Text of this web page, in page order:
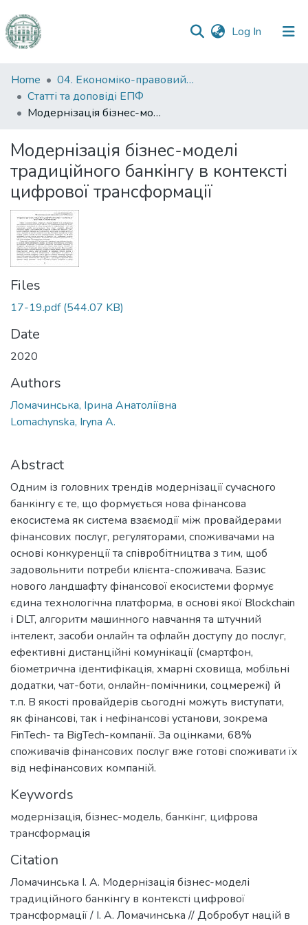
Log In (current)
Communities
&
Collections
Statistics
Home
04. Економіко-правовий факультет
Статті та доповіді ЕПФ
Модернізація бізнес-моделі традиційного банкінгу в контексті цифрової трансформації
Модернізація бізнес-моделі
традиційного банкінгу в контексті
цифрової трансформації
Files
17-19.pdf(544.07 KB)
Date
2020
Authors
Ломачинська, Ірина Анатоліївна
Lomachynska, Iryna A.
Abstract
Одним із головних трендів модернізації сучасного
банкінгу є те, що формується нова фінансова
екосистема як система взаємодії між провайдерами
фінансових послуг, регуляторами, споживачами на
основі конкуренції та співробітництва з тим, щоб
задовольнити потреби клієнта-споживача. Базис
нового ландшафту фінансової екосистеми формує
єдина технологічна платформа, в основі якої Blockchain
і DLT, алгоритм машинного навчання та штучний
інтелект, засоби онлайн та офлайн доступу до послуг,
ефективні дистанційні комунікації (смартфон,
біометрична ідентифікація, хмарні сховища, мобільні
додатки, чат-боти, онлайн-помічники, соцмережі) й
т.п. В якості провайдерів сьогодні можуть виступати,
як фінансові, так і нефінансові установи, зокрема
FinTech- та BigTech-компанії. За оцінками, 68%
споживачів фінансових послуг вже готові споживати їх
від нефінансових компаній.
Keywords
модернізація, бізнес-модель, банкінг, цифрова
трансформація
Citation
Ломачинська І. А. Модернізація бізнес-моделі
традиційного банкінгу в контексті цифрової
трансформації / І. А. Ломачинська // Добробут націй в